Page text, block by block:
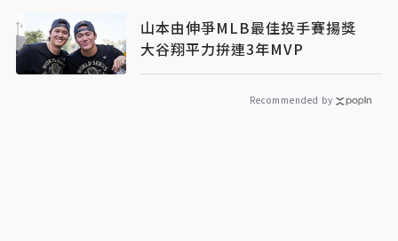
山本由伸爭MLB最佳投手賽揚獎
大谷翔平力拚連3年MVP
Recommended by